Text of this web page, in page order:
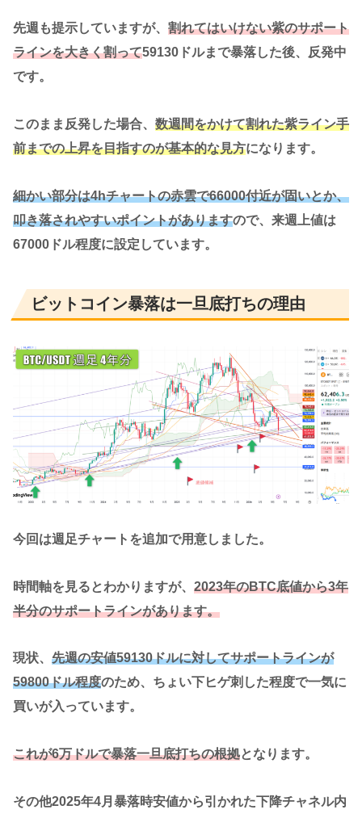
先週も提示していますが、 割れてはいけない紫のサポート
ラインを大きく割って59130ドルまで暴落した後、反発中
です。
このまま反発した場合、 数週間をかけて割れた紫ライン手
前までの上昇を目指すのが基本的な見方になります。
細かい部分は4hチャートの赤雲で66000付近が固いとか、
叩き落されやすいポイントがありますので、来週上値は
67000ドル程度に設定しています。
ビットコイン暴落は一旦底打ちの理由
今回は週足チャートを追加で用意しました。
時間軸を見るとわかりますが、 2023年のBTC底値から3年
半分のサポートラインがあります。
現状、 先週の安値59130ドルに対してサポートラインが
59800ドル程度のため、ちょい下ヒゲ刺した程度で一気に
買いが入っています。
これが6万ドルで暴落一旦底打ちの根拠となります。
その他2025年4月暴落時安値から引かれた下降チャネル内